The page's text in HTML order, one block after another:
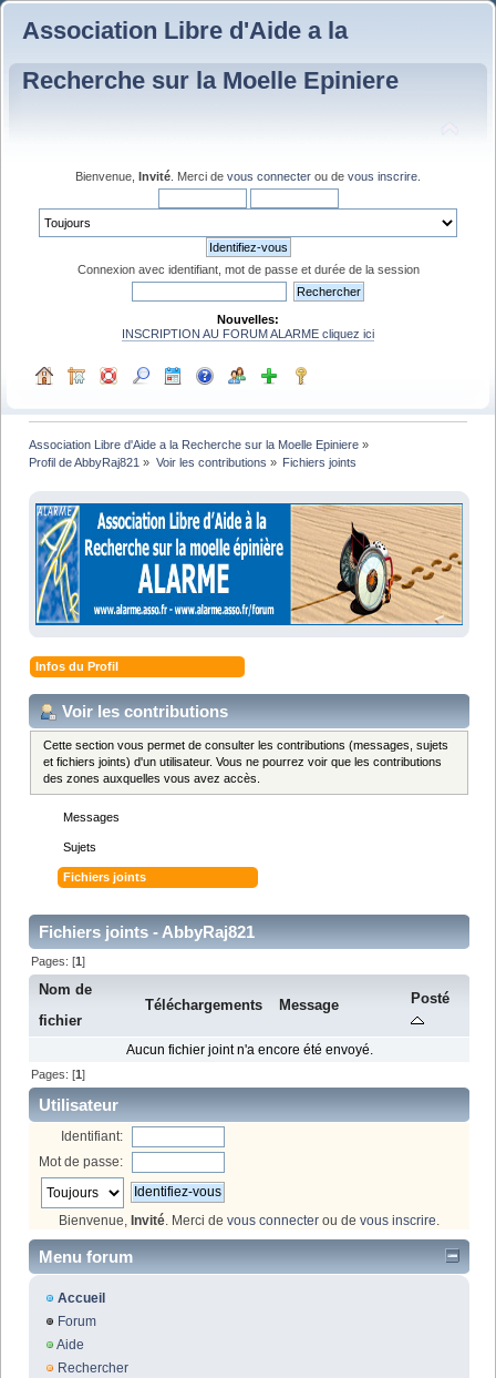
Association Libre d'Aide a la
Recherche sur la Moelle Epiniere
Bienvenue, Invité . Merci de vous connecter ou de vous inscrire
Connexion avec identifiant, mot de passe et durée de la session
Nouvelles:
INSCRIPTION AU FORUM ALARME cliquez ici
Association Libre d'Aide a la Recherche sur la Moelle Epiniere »
Profil de AbbyRaj821 » Voir les contributions » Fichiers joints
Infos du Profil
Voir les contributions
Cette section vous permet de consulter les contributions (messages, sujets
et fichiers joints) d'un utilisateur. Vous ne pourrez voir que les contributions
des zones auxquelles vous avez accès.
Messages
Sujets
Fichiers joints
Fichiers joints - AbbyRaj821
Pages: [1]
Nom de
fichier
Téléchargements Message Posté
Aucun fichier joint n'a encore été envoyé.
Pages: [1]
Utilisateur
Identifiant:
Mot de passe:
Bienvenue, Invité. Merci de vous connecter ou de vous inscrire.
Menu forum
Accueil
Forum
Aide
Rechercher